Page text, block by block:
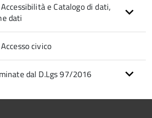
e Catalogo di dati,
dati
civico
dal D.Lgs 97/2016